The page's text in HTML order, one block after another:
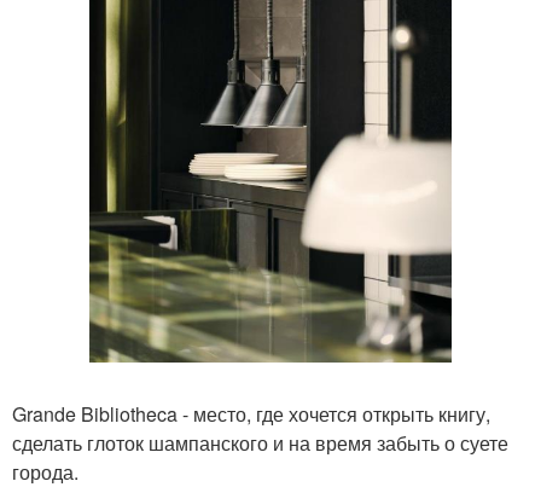
Grande Bibliotheca - место, где хочется открыть книгу,
сделать глоток шампанского и на время забыть о суете
города.